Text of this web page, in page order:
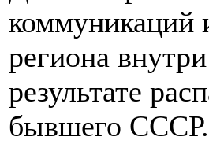
коммуникаций
региона
результате
бывшего СССР.